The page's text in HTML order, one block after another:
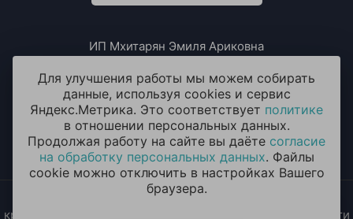
ИП Мхитарян Эмиля Ариковна
ИНН: 771385063807
ОГРН / ОГРНИП: 319508100076230
2014 - 2026 © «ОКЕАН ШАРОВ» Воздушные шары с
круглосуточной доставкой в Москве и Московской области
Для улучшения работы мы можем собирать
данные, используя cookies и сервис
Яндекс.Метрика. Это соответствует политике
в отношении персональных данных.
Продолжая работу на сайте вы даёте согласие
на обработку персональных данных. Файлы
cookie можно отключить в настройках Вашего
браузера.